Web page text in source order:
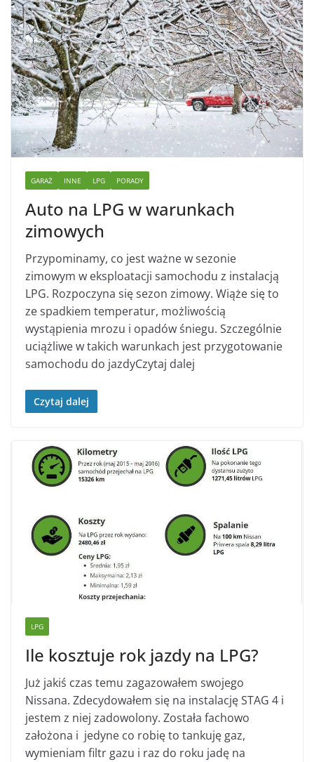
GARAŻ INNE LPG PORADY
Auto na LPG w warunkach
zimowych
Przypominamy, co jest ważne w sezonie
zimowym w eksploatacji samochodu z instalacją
LPG. Rozpoczyna się sezon zimowy. Wiąże się to
ze spadkiem temperatur, możliwością
wystąpienia mrozu i opadów śniegu. Szczególnie
uciążliwe w takich warunkach jest przygotowanie
samochodu do jazdyCzytaj dalej
Czytaj dalej
LPG
Ile kosztuje rok jazdy na LPG?
Już jakiś czas temu zagazowałem swojego
Nissana. Zdecydowałem się na instalację STAG 4 i
jestem z niej zadowolony. Została fachowo
założona i jedyne co robię to tankuję gaz,
wymieniam filtr gazu i raz do roku jadę na